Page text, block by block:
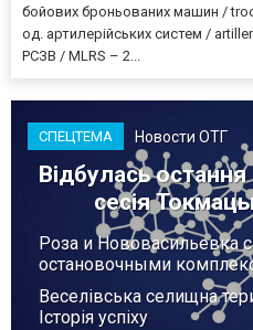
бойових броньованих машин /
од. артилерійських систем /
РСЗВ / MLRS – 2...
СПЕЦТЕМА Новости ОТГ
Відбулась
сесія
Роза и Нововасильевка
остановочными
Веселівська селищна
Історія успіху